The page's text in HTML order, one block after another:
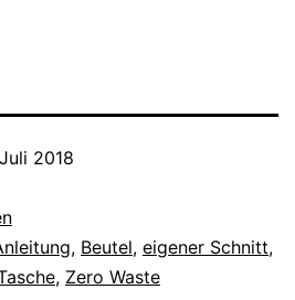
2018
, Beutel, eigener Schnitt,
, Zero Waste